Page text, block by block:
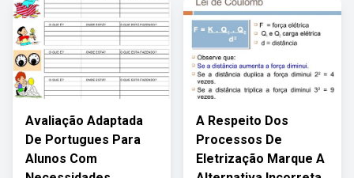
Avaliação Adaptada
De Portugues Para
Alunos Com
A Respeito Dos
Processos De
Eletrização Marque A